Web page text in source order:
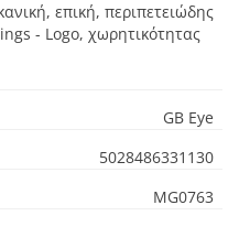
επική, περιπετειώδης
- Logo, χωρητικότητας
GB Eye
5028486331130
MG0763